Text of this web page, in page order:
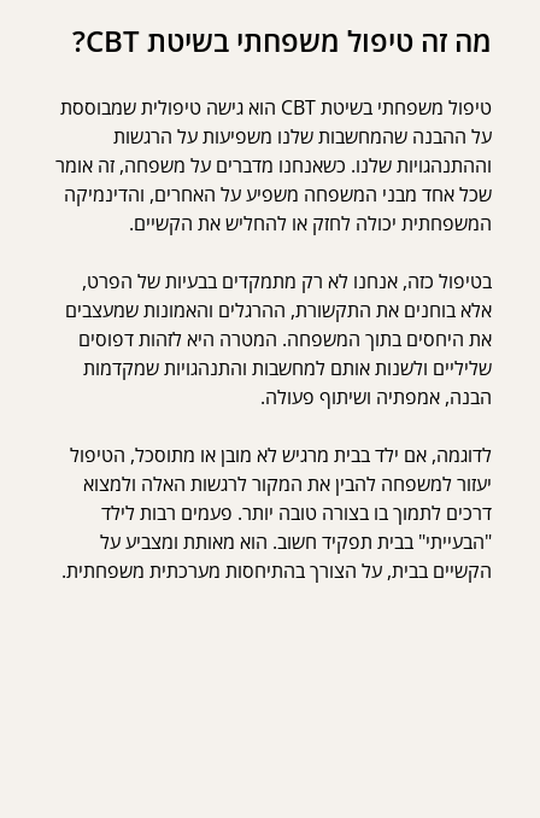
מה זה טיפול משפחתי בשיטת CBT?
טיפול משפחתי בשיטת CBT הוא גישה טיפולית שמבוססת
על ההבנה שהמחשבות שלנו משפיעות על הרגשות
וההתנהגויות שלנו. כשאנחנו מדברים על משפחה, זה אומר
שכל אחד מבני המשפחה משפיע על האחרים, והדינמיקה
המשפחתית יכולה לחזק או להחליש את הקשיים.
בטיפול כזה, אנחנו לא רק מתמקדים בבעיות של הפרט,
אלא בוחנים את התקשורת, ההרגלים והאמונות שמעצבים
את היחסים בתוך המשפחה. המטרה היא לזהות דפוסים
שליליים ולשנות אותם למחשבות והתנהגויות שמקדמות
הבנה, אמפתיה ושיתוף פעולה.
לדוגמה, אם ילד בבית מרגיש לא מובן או מתוסכל, הטיפול
יעזור למשפחה להבין את המקור לרגשות האלה ולמצוא
דרכים לתמוך בו בצורה טובה יותר. פעמים רבות לילד
"הבעייתי" בבית תפקיד חשוב. הוא מאותת ומצביע על
הקשיים בבית, על הצורך בהתיחסות מערכתית משפחתית.